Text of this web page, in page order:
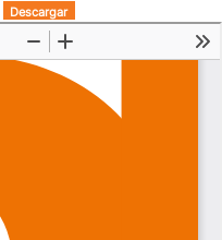
Descargar